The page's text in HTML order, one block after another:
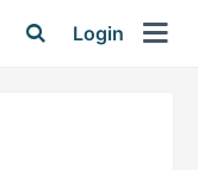
Login